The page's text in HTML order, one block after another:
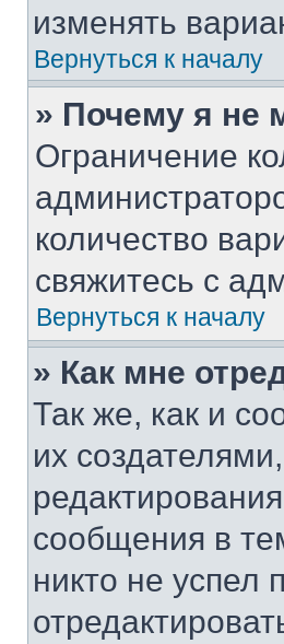
изменять
Вернуться к началу
» Почему я не
Ограничение
количество
свяжитесь с
Вернуться к началу
» Как мне
Так же, как и
их
сообщения в
никто не успел